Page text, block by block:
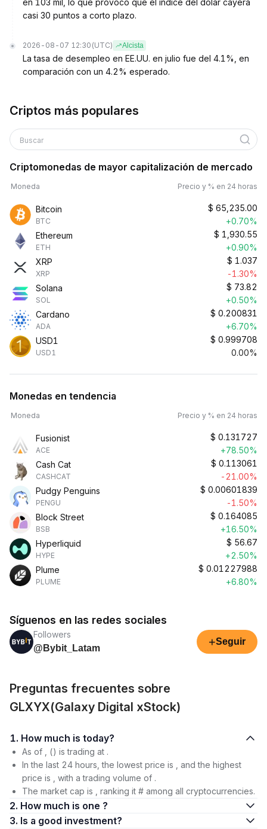
en 103 mil, lo que provocó que el índice del dólar cayera
casi 30 puntos a corto plazo.
2026-08-07 12:30 (UTC) Alcista
La tasa de desempleo en EE.UU. en julio fue del 4.1%, en
comparación con un 4.2% esperado.
Criptos más populares
Buscar
Criptomonedas de mayor capitalización de mercado
Moneda Precio y % en 24 horas
Bitcoin
BTC
$ 65,235.00
+0.70%
Ethereum
ETH
$ 1,930.55
+0.90%
XRP
XRP
$ 1.037
-1.30%
Solana
SOL
$ 73.82
+0.50%
Cardano
ADA
$ 0.200831
+6.70%
USD1
USD1
$ 0.999708
0.00%
Monedas en tendencia
Moneda Precio y % en 24 horas
Fusionist
ACE
$ 0.131727
+78.50%
Cash Cat
CASHCAT
$ 0.113061
-21.00%
Pudgy Penguins
PENGU
$ 0.00601839
-1.50%
Block Street
BSB
$ 0.164085
+16.50%
Hyperliquid
HYPE
$ 56.67
+2.50%
Plume
PLUME
$ 0.01227988
+6.80%
Síguenos en las redes sociales
Followers
@Bybit_Latam
+Seguir
Preguntas frecuentes sobre
GLXYX(Galaxy Digital xStock)
1. How much is today?
As of , () is trading at .
In the last 24 hours, the lowest price is , and the highest
price is , with a trading volume of .
The market cap is , ranking it # among all cryptocurrencies.
2. How much is one ?
3. Is a good investment?